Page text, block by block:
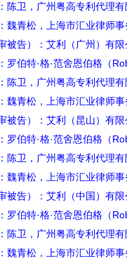
卫，广州粤高专利代理有
青松，上海市汇业律师事
告）：艾利（广州）有限
伯特·格·范舍恩伯格（
卫，广州粤高专利代理有
青松，上海市汇业律师事
告）：艾利（昆山）有限
伯特·格·范舍恩伯格（
卫，广州粤高专利代理有
青松，上海市汇业律师事
告）：艾利（中国）有限
伯特·格·范舍恩伯格（
卫，广州粤高专利代理有
青松，上海市汇业律师事